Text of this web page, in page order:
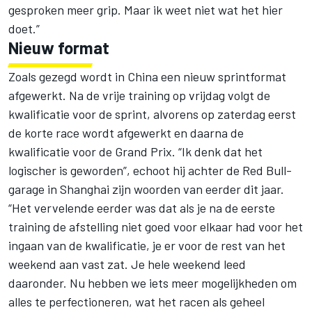
gesproken meer grip. Maar ik weet niet wat het hier
doet.”
Nieuw format
Zoals gezegd wordt in China een nieuw sprintformat
afgewerkt. Na de vrije training op vrijdag volgt de
kwalificatie voor de sprint, alvorens op zaterdag eerst
de korte race wordt afgewerkt en daarna de
kwalificatie voor de Grand Prix. “Ik denk dat het
logischer is geworden”, echoot hij achter de Red Bull-
garage in Shanghai zijn woorden van eerder dit jaar.
“Het vervelende eerder was dat als je na de eerste
training de afstelling niet goed voor elkaar had voor het
ingaan van de kwalificatie, je er voor de rest van het
weekend aan vast zat. Je hele weekend leed
daaronder. Nu hebben we iets meer mogelijkheden om
alles te perfectioneren, wat het racen als geheel